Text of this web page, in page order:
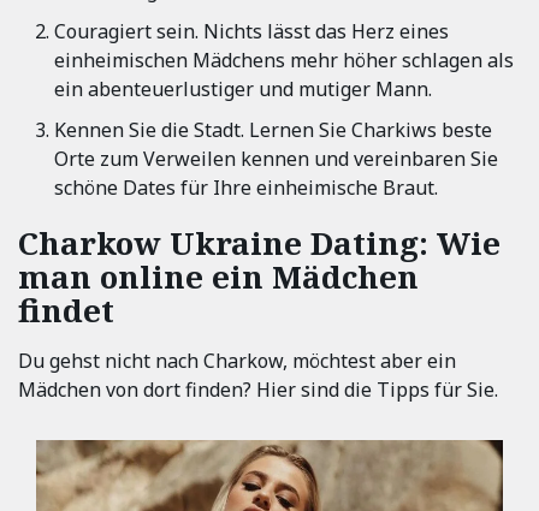
Couragiert sein. Nichts lässt das Herz eines
einheimischen Mädchens mehr höher schlagen als
ein abenteuerlustiger und mutiger Mann.
Kennen Sie die Stadt. Lernen Sie Charkiws beste
Orte zum Verweilen kennen und vereinbaren Sie
schöne Dates für Ihre einheimische Braut.
Charkow Ukraine Dating: Wie
man online ein Mädchen
findet
Du gehst nicht nach Charkow, möchtest aber ein
Mädchen von dort finden? Hier sind die Tipps für Sie.